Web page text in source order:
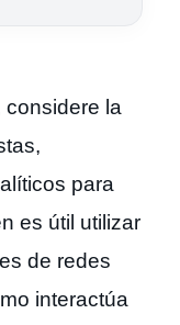
considere la
para
es útil utilizar
de redes
interactúa